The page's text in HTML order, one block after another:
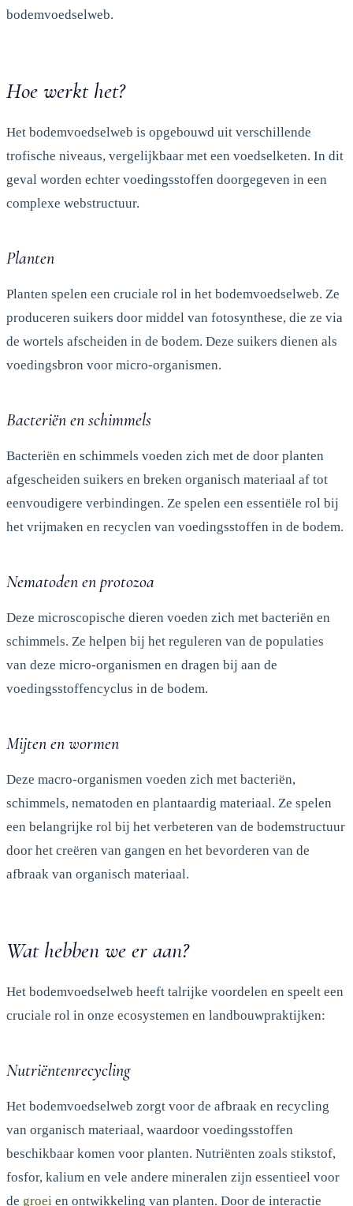
bodemvoedselweb.
Hoe werkt het?
Het bodemvoedselweb is opgebouwd uit verschillende
trofische niveaus, vergelijkbaar met een voedselketen. In dit
geval worden echter voedingsstoffen doorgegeven in een
complexe webstructuur.
Planten
Planten spelen een cruciale rol in het bodemvoedselweb. Ze
produceren suikers door middel van fotosynthese, die ze via
de wortels afscheiden in de bodem. Deze suikers dienen als
voedingsbron voor micro-organismen.
Bacteriën en schimmels
Bacteriën en schimmels voeden zich met de door planten
afgescheiden suikers en breken organisch materiaal af tot
eenvoudigere verbindingen. Ze spelen een essentiële rol bij
het vrijmaken en recyclen van voedingsstoffen in de bodem.
Nematoden en protozoa
Deze microscopische dieren voeden zich met bacteriën en
schimmels. Ze helpen bij het reguleren van de populaties
van deze micro-organismen en dragen bij aan de
voedingsstoffencyclus in de bodem.
Mijten en wormen
Deze macro-organismen voeden zich met bacteriën,
schimmels, nematoden en plantaardig materiaal. Ze spelen
een belangrijke rol bij het verbeteren van de bodemstructuur
door het creëren van gangen en het bevorderen van de
afbraak van organisch materiaal.
Wat hebben we er aan?
Het bodemvoedselweb heeft talrijke voordelen en speelt een
cruciale rol in onze ecosystemen en landbouwpraktijken:
Nutriëntenrecycling
Het bodemvoedselweb zorgt voor de afbraak en recycling
van organisch materiaal, waardoor voedingsstoffen
beschikbaar komen voor planten. Nutriënten zoals stikstof,
fosfor, kalium en vele andere mineralen zijn essentieel voor
de groei en ontwikkeling van planten. Door de interactie